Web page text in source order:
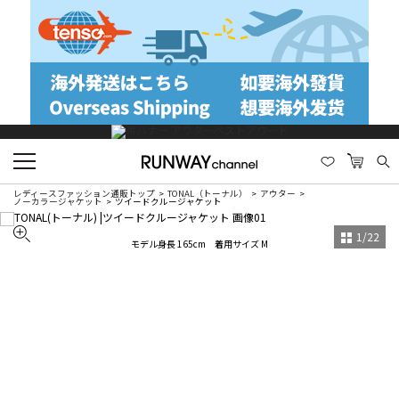
レディースファッション通販トップ TONAL（トーナル） アウター
ノーカラージャケット ツイードクルージャケット
モデル身長 165cm 着用サイズ M 1 /22